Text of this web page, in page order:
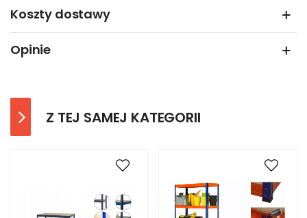
Koszty dostawy
Opinie
Z TEJ SAMEJ KATEGORII